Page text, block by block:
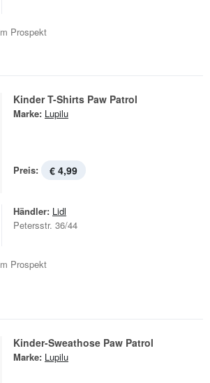
Prospekt
Kinder T-Shirts Paw Patrol
Marke: Lupilu
Preis: € 4,99
Händler: Lidl
Petersstr. 36/44
Prospekt
Kinder-Sweathose Paw Patrol
Marke: Lupilu